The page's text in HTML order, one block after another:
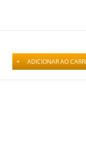
+ ADICIONAR AO